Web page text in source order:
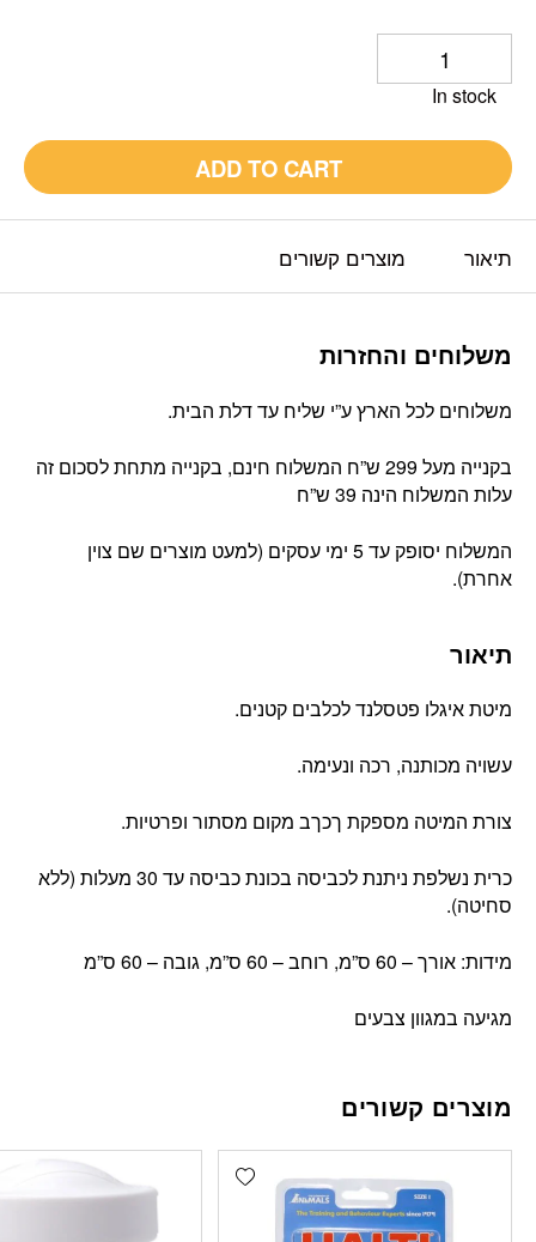
In stock
ADD TO CART
תיאור מוצרים קשורים
משלוחים והחזרות
משלוחים לכל הארץ ע”י שליח עד דלת הבית.
בקנייה מעל 299 ש”ח המשלוח חינם, בקנייה מתחת לסכום זה
עלות המשלוח הינה 39 ש”ח
המשלוח יסופק עד 5 ימי עסקים (למעט מוצרים שם צוין
אחרת).
תיאור
מיטת איגלו פטסלנד לכלבים קטנים.
עשויה מכותנה, רכה ונעימה.
צורת המיטה מספקת ךכךב מקום מסתור ופרטיות.
כרית נשלפת ניתנת לכביסה בכונת כביסה עד 30 מעלות (ללא
סחיטה).
מידות: אורך – 60 ס”מ, רוחב – 60 ס”מ, גובה – 60 ס”מ
מגיעה במגוון צבעים
מוצרים קשורים
Add wishlist